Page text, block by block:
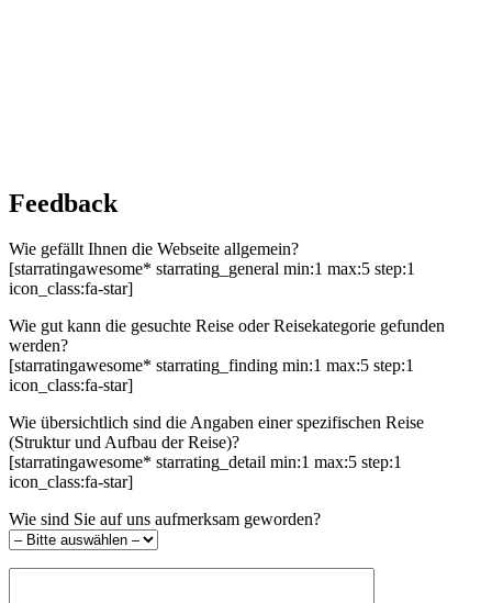
Feedback
Wie gefällt Ihnen die Webseite allgemein?
[starratingawesome* starrating_general min:1 max:5 step:1
icon_class:fa-star]
Wie gut kann die gesuchte Reise oder Reisekategorie gefunden
werden?
[starratingawesome* starrating_finding min:1 max:5 step:1
icon_class:fa-star]
Wie übersichtlich sind die Angaben einer spezifischen Reise
(Struktur und Aufbau der Reise)?
[starratingawesome* starrating_detail min:1 max:5 step:1
icon_class:fa-star]
Wie sind Sie auf uns aufmerksam geworden?